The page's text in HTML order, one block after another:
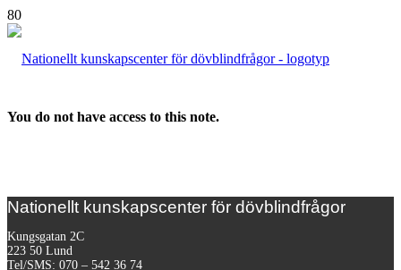
You do not have access to this note.
Nationellt kunskapscenter för dövblindfrågor
Kungsgatan 2C
223 50 Lund
Tel/SMS: 070 – 542 36 74